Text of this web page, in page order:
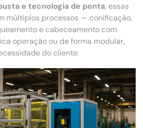
e tecnologia de ponta, essas
múltiplos processos — conificação,
e cabeceamento com
operação ou de forma modular,
do cliente.